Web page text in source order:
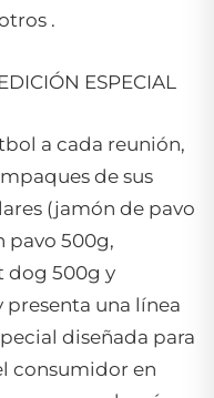
.
ESPECIAL
a cada reunión,
de sus
(jamón de pavo
pavo 500g,
dog 500g y
presenta una línea
diseñada para
consumidor en